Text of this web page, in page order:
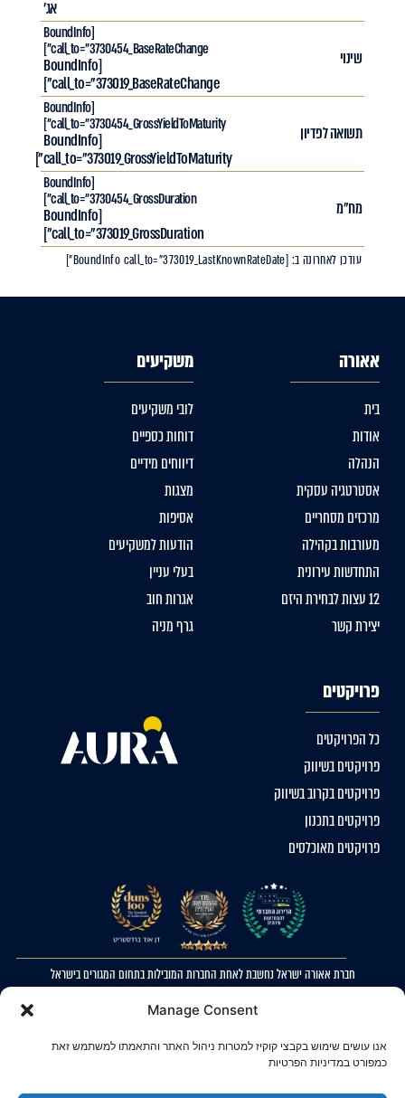
Manage Consent
אנו עושים שימוש בקבצי קוקיז למטרות ניהול האתר והתאמתו למשתמש זאת
כמפורט במדיניות הפרטיות
אג'
שינוי
[BoundInfo
call_to="3730454_BaseRateChange"]
[BoundInfo
call_to="373019_BaseRateChange"]
תשואה לפדיון
[BoundInfo
call_to="3730454_GrossYieldToMaturity"]
[BoundInfo
call_to="373019_GrossYieldToMaturity"]
מח"מ
[BoundInfo
call_to="3730454_GrossDuration"]
[BoundInfo
call_to="373019_GrossDuration"]
עודכן לאחרונה ב: [BoundInfo call_to="373019_LastKnownRateDate"]
אאורה
בית
אודות
הנהלה
אסטרטגיה עסקית
מרכזים מסחריים
מעורבות בקהילה
התחדשות עירונית
12 עצות לבחירת היזם
יצירת קשר
משקיעים
לובי משקיעים
דוחות כספיים
דיווחים מידיים
מצגות
אסיפות
הודעות למשקיעים
בעלי עניין
אגרות חוב
גרף מניה
פרויקטים
כל הפרויקטים
פרויקטים בשיווק
פרויקטים בקרוב בשיווק
פרויקטים בתכנון
פרויקטים מאוכלסים
חברת אאורה ישראל נחשבת לאחת החברות המובילות בתחום המגורים בישראל
הצהרת נגישות